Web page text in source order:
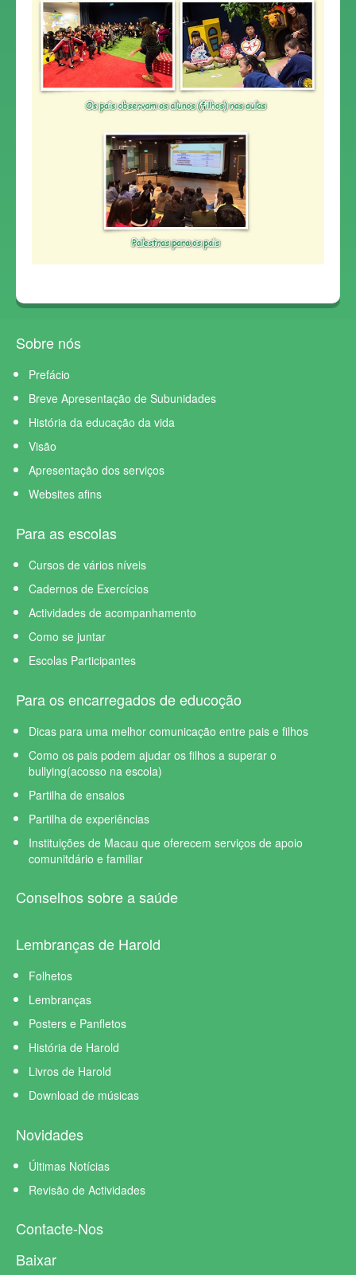
Sobre nós
Prefácio
Breve Apresentação de Subunidades
História da educação da vida
Visão
Apresentação dos serviços
Websites afins
Para as escolas
Cursos de vários níveis
Cadernos de Exercícios
Actividades de acompanhamento
Como se juntar
Escolas Participantes
Para os encarregados de educoção
Dicas para uma melhor comunicação entre pais e filhos
Como os pais podem ajudar os filhos a superar o
bullying(acosso na escola)
Partilha de ensaios
Partilha de experiências
Instituições de Macau que oferecem serviços de apoio
comunitdário e familiar
Conselhos sobre a saúde
Lembranças de Harold
Folhetos
Lembranças
Posters e Panfletos
História de Harold
Livros de Harold
Download de músicas
Novidades
Últimas Notícias
Revisão de Actividades
Contacte-Nos
Baixar